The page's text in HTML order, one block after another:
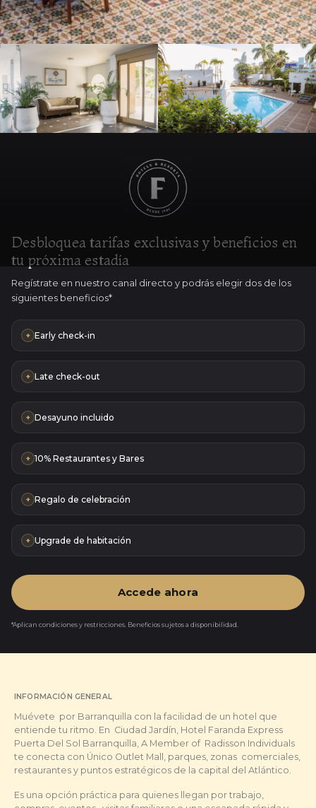
Desbloquea tarifas exclusivas y beneficios en
tu próxima estadía
Regístrate en nuestro canal directo y podrás elegir dos de los
siguientes beneficios*
+ Early check-in
+ Late check-out
+ Desayuno incluido
+ 10% Restaurantes y Bares
+ Regalo de celebración
+ Upgrade de habitación
Accede ahora
*Aplican condiciones y restricciones. Beneficios sujetos a disponibilidad.
INFORMACIÓN GENERAL
Muévete por Barranquilla con la facilidad de un hotel que
entiende tu ritmo. En Ciudad Jardín, Hotel Faranda Express
Puerta Del Sol Barranquilla, A Member of Radisson Individuals
te conecta con Único Outlet Mall, parques, zonas comerciales,
restaurantes y puntos estratégicos de la capital del Atlántico.
Es una opción práctica para quienes llegan por trabajo,